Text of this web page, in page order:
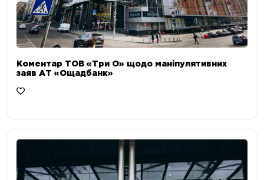
Коментар ТОВ «Три О» щодо маніпулятивних
заяв АТ «Ощадбанк»